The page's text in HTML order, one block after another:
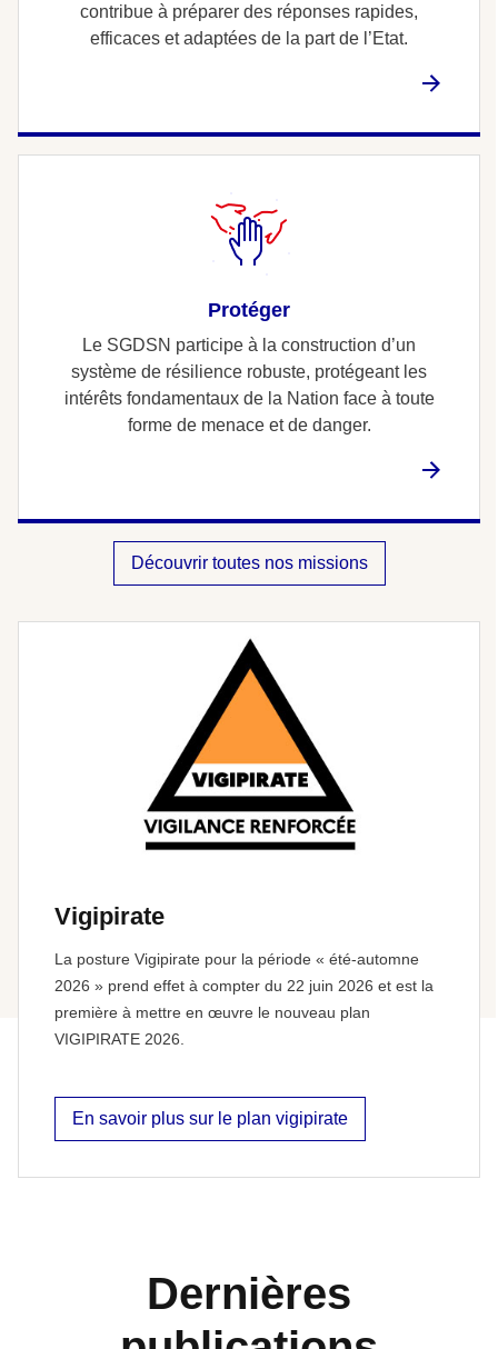
contribue à préparer des réponses rapides,
efficaces et adaptées de la part de l’Etat.
Protéger
Le SGDSN participe à la construction d’un
système de résilience robuste, protégeant les
intérêts fondamentaux de la Nation face à toute
forme de menace et de danger.
Découvrir toutes nos missions
Vigipirate
La posture Vigipirate pour la période « été-automne
2026 » prend effet à compter du 22 juin 2026 et est la
première à mettre en œuvre le nouveau plan
VIGIPIRATE 2026.
En savoir plus sur le plan vigipirate
Dernières